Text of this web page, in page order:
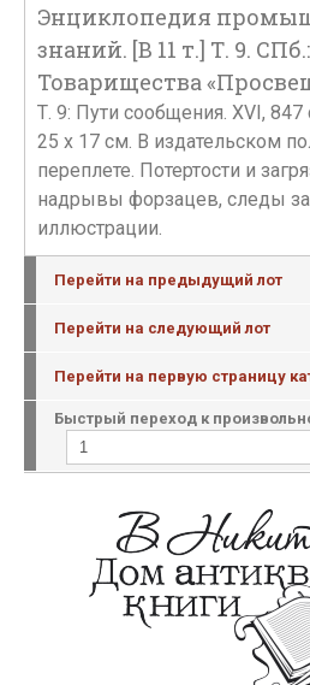
Энциклопедия
знаний. [В 11 т.] Т. 9.
Товарищества
Т. 9: Пути сообщения. XVI, 847
25 х 17 см. В издательском
переплете. Потертости и
надрывы форзацев, следы
иллюстрации.
Перейти на предыдущий лот
Перейти на следующий лот
Перейти на первую страницу
Быстрый переход к